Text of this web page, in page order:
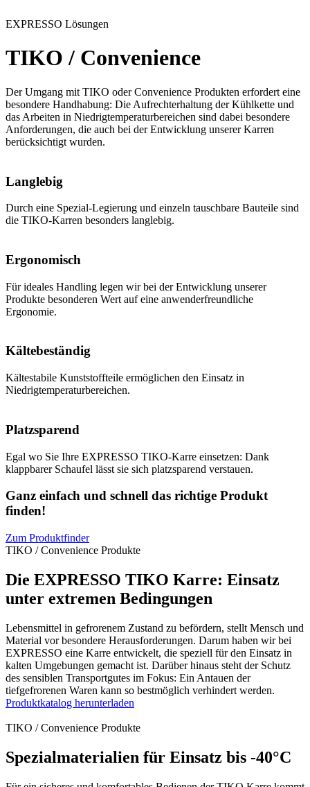
EXPRESSO Lösungen
TIKO / Convenience
Der Umgang mit TIKO oder Convenience Produkten erfordert eine
besondere Handhabung: Die Aufrechterhaltung der Kühlkette und
das Arbeiten in Niedrigtemperaturbereichen sind dabei besondere
Anforderungen, die auch bei der Entwicklung unserer Karren
berücksichtigt wurden.
Langlebig
Durch eine Spezial-Legierung und einzeln tauschbare Bauteile sind
die TIKO-Karren besonders langlebig.
Ergonomisch
Für ideales Handling legen wir bei der Entwicklung unserer
Produkte besonderen Wert auf eine anwenderfreundliche
Ergonomie.
Kältebeständig
Kältestabile Kunststoffteile ermöglichen den Einsatz in
Niedrigtemperaturbereichen.
Platzsparend
Egal wo Sie Ihre EXPRESSO TIKO-Karre einsetzen: Dank
klappbarer Schaufel lässt sie sich platzsparend verstauen.
Ganz einfach und schnell das richtige Produkt
finden!
Zum Produktfinder
TIKO / Convenience Produkte
Die EXPRESSO TIKO Karre: Einsatz
unter extremen Bedingungen
Lebensmittel in gefrorenem Zustand zu befördern, stellt Mensch und
Material vor besondere Herausforderungen. Darum haben wir bei
EXPRESSO eine Karre entwickelt, die speziell für den Einsatz in
kalten Umgebungen gemacht ist. Darüber hinaus steht der Schutz
des sensiblen Transportgutes im Fokus: Ein Antauen der
tiefgefrorenen Waren kann so bestmöglich verhindert werden.
Produktkatalog herunterladen
TIKO / Convenience Produkte
Spezialmaterialien für Einsatz bis -40°C